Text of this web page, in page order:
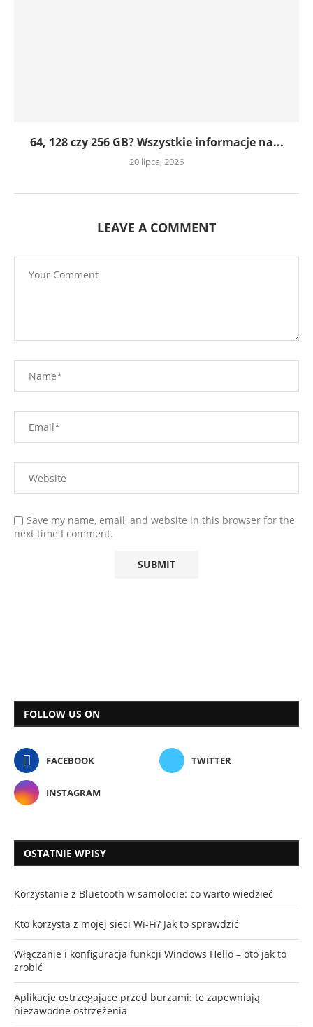
64, 128 czy 256 GB? Wszystkie informacje na...
20 lipca, 2026
LEAVE A COMMENT
Save my name, email, and website in this browser for the
next time I comment.
FOLLOW US ON
FACEBOOK TWITTER
INSTAGRAM
OSTATNIE WPISY
Korzystanie z Bluetooth w samolocie: co warto wiedzieć
Kto korzysta z mojej sieci Wi-Fi? Jak to sprawdzić
Włączanie i konfiguracja funkcji Windows Hello – oto jak to
zrobić
Aplikacje ostrzegające przed burzami: te zapewniają
niezawodne ostrzeżenia